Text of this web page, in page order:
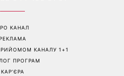
Людмила Барбір показала
рідкісні сімейні фото з 14-